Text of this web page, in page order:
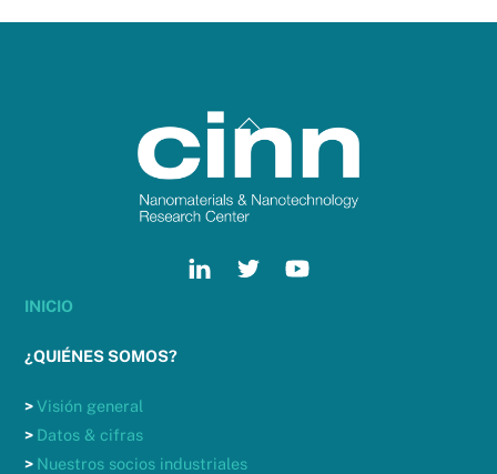
Back
To
Top
INICIO
¿QUIÉNES SOMOS?
>Visión general
> Datos & cifras
> Nuestros socios industriales